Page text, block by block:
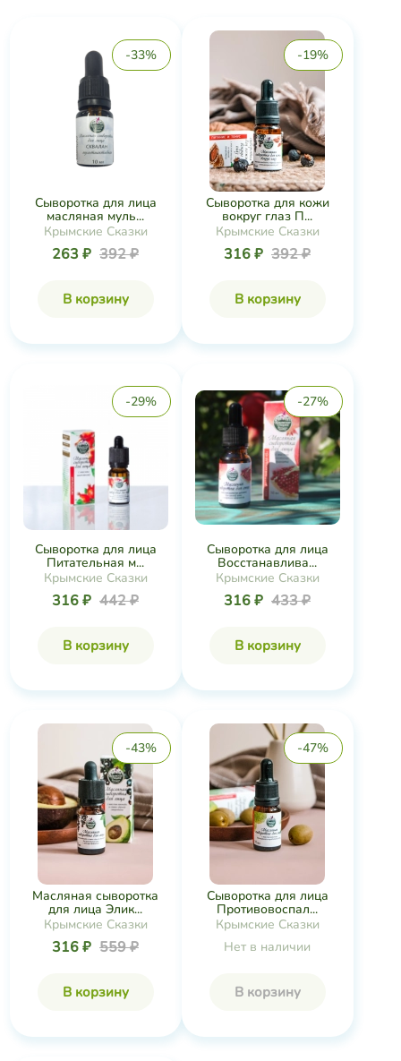
-33%
Сыворотка для лица
масляная муль...
Крымские Сказки
263 ₽ 392 ₽
В корзину
-19%
Сыворотка для кожи
вокруг глаз П...
Крымские Сказки
316 ₽ 392 ₽
В корзину
-29%
Сыворотка для лица
Питательная м...
Крымские Сказки
316 ₽ 442 ₽
В корзину
-27%
Сыворотка для лица
Восстанавлива...
Крымские Сказки
316 ₽ 433 ₽
В корзину
-43%
Масляная сыворотка
для лица Элик...
Крымские Сказки
316 ₽ 559 ₽
В корзину
-47%
Сыворотка для лица
Противовоспал...
Крымские Сказки
Нет в наличии
В корзину